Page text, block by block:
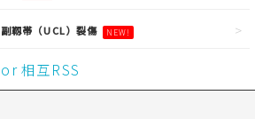
靱帯（UCL）裂傷 NEW!
相互RSS